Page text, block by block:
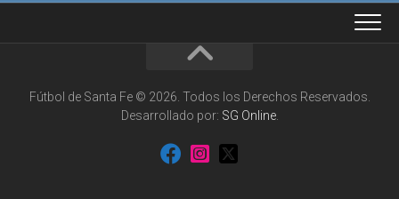
Fútbol de Santa Fe © 2026. Todos los Derechos Reservados.
Desarrollado por: SG Online.